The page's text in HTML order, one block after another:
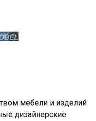
мебели и изделий
дизайнерские